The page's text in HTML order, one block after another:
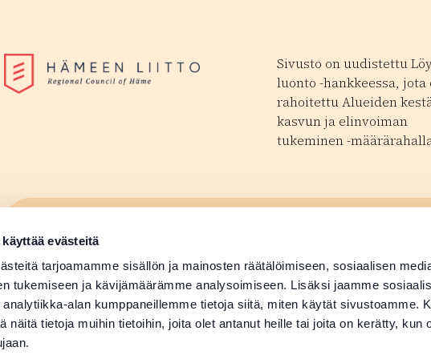
evästeitä
tarjoamamme sisällön ja mainosten räätälöimiseen, sosiaalisen
tukemiseen ja kävijämäärämme analysoimiseen. Lisäksi jaamme
analytiikka-alan kumppaneillemme tietoja siitä, miten käytät sivustoamme.
näitä tietoja muihin tietoihin, joita olet antanut heille tai joita on kerätty, kun
Sivusto on uudistettu
luonto -hankkeessa, jota
rahoitettu Alueiden
kasvun ja elinvoiman
tukeminen -
Lisää tapahtuma
Sivu avautuu uudessa ikkunassa
Lisää tuotetiedot
Medialle